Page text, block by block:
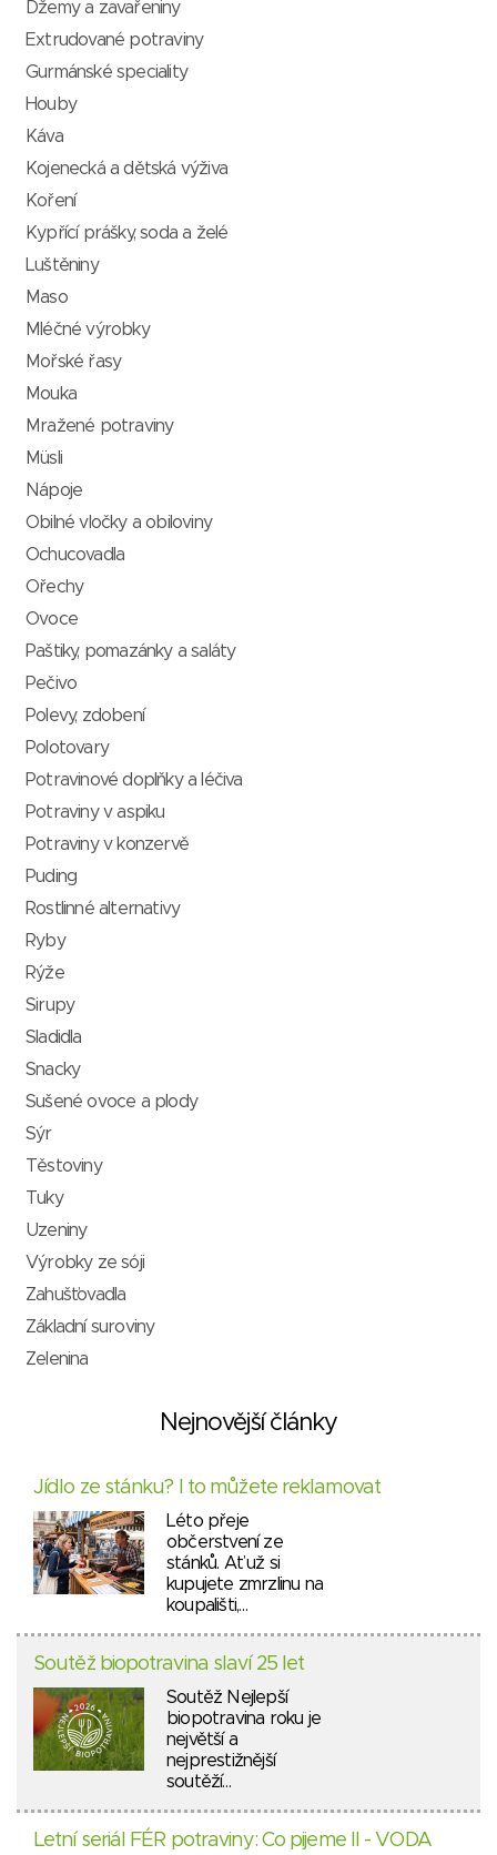
Džemy a zavařeniny
Extrudované potraviny
Gurmánské speciality
Houby
Káva
Kojenecká a dětská výživa
Koření
Kypřící prášky, soda a želé
Luštěniny
Maso
Mléčné výrobky
Mořské řasy
Mouka
Mražené potraviny
Müsli
Nápoje
Obilné vločky a obiloviny
Ochucovadla
Ořechy
Ovoce
Paštiky, pomazánky a saláty
Pečivo
Polevy, zdobení
Polotovary
Potravinové doplňky a léčiva
Potraviny v aspiku
Potraviny v konzervě
Puding
Rostlinné alternativy
Ryby
Rýže
Sirupy
Sladidla
Snacky
Sušené ovoce a plody
Sýr
Těstoviny
Tuky
Uzeniny
Výrobky ze sóji
Zahušťovadla
Základní suroviny
Zelenina
Nejnovější články
Jídlo ze stánku? I to můžete reklamovat
Léto přeje
občerstvení ze
stánků. Ať už si
kupujete zmrzlinu na
koupališti,…
Soutěž biopotravina slaví 25 let
Soutěž Nejlepší
biopotravina roku je
největší a
nejprestižnější
soutěží…
Letní seriál FÉR potraviny: Co pijeme II - VODA